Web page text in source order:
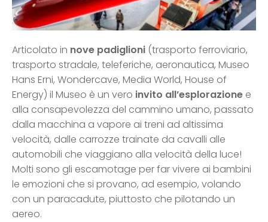
Articolato in nove padiglioni (trasporto ferroviario,
trasporto stradale, teleferiche, aeronautica, Museo
Hans Erni, Wondercave, Media World, House of
Energy) il Museo è un vero invito all’esplorazione e
alla consapevolezza del cammino umano, passato
dalla macchina a vapore ai treni ad altissima
velocità, dalle carrozze trainate da cavalli alle
automobili che viaggiano alla velocità della luce!
Molti sono gli escamotage per far vivere ai bambini
le emozioni che si provano, ad esempio, volando
con un paracadute, piuttosto che pilotando un
aereo.